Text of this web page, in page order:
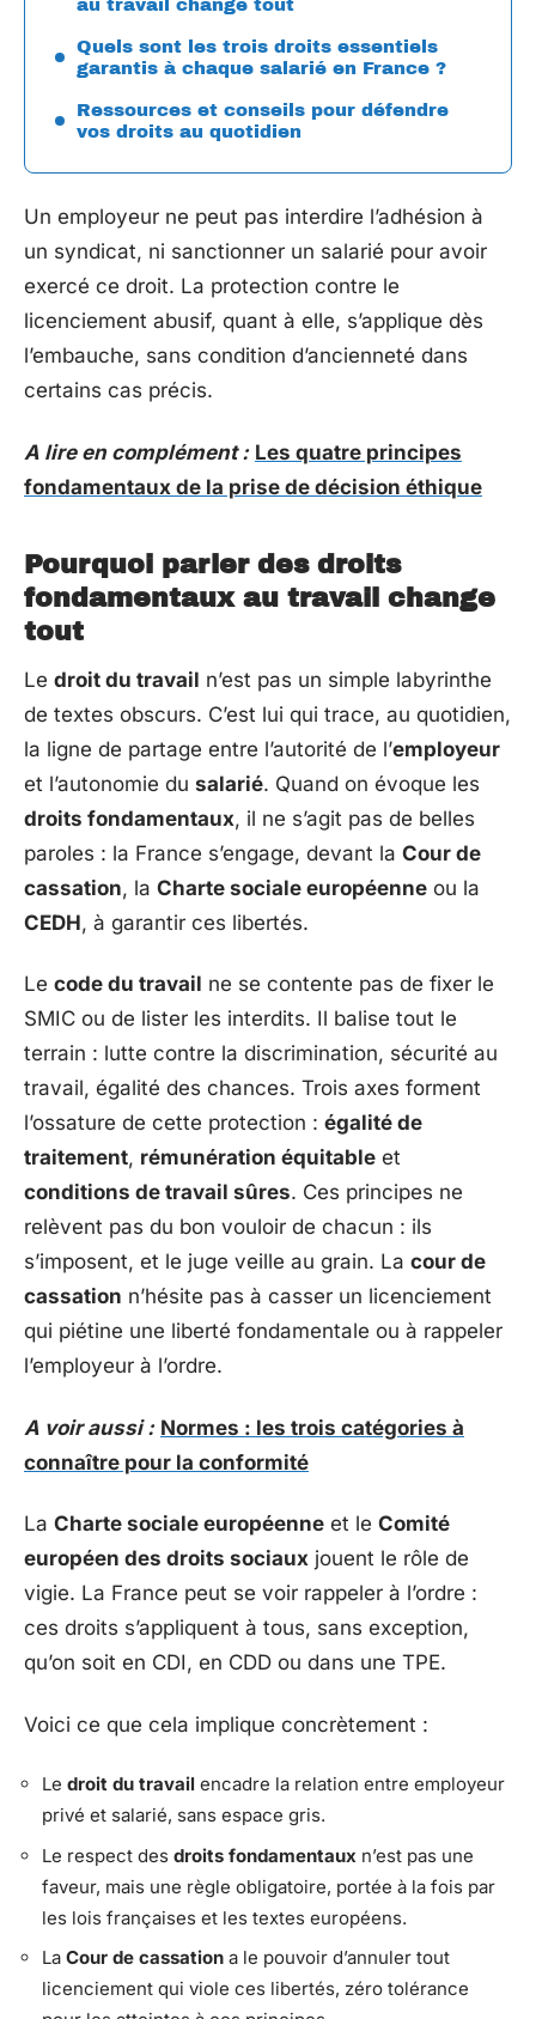
au travail change tout
Quels sont les trois droits essentiels
garantis à chaque salarié en France ?
Ressources et conseils pour défendre
vos droits au quotidien
Un employeur ne peut pas interdire l’adhésion à
un syndicat, ni sanctionner un salarié pour avoir
exercé ce droit. La protection contre le
licenciement abusif, quant à elle, s’applique dès
l’embauche, sans condition d’ancienneté dans
certains cas précis.
A lire en complément : Les quatre principes
fondamentaux de la prise de décision éthique
Pourquoi parler des droits
fondamentaux au travail change
tout
Le droit du travail n’est pas un simple labyrinthe
de textes obscurs. C’est lui qui trace, au quotidien,
la ligne de partage entre l’autorité de l’employeur
et l’autonomie du salarié. Quand on évoque les
droits fondamentaux, il ne s’agit pas de belles
paroles : la France s’engage, devant la Cour de
cassation, la Charte sociale européenne ou la
CEDH, à garantir ces libertés.
Le code du travail ne se contente pas de fixer le
SMIC ou de lister les interdits. Il balise tout le
terrain : lutte contre la discrimination, sécurité au
travail, égalité des chances. Trois axes forment
l’ossature de cette protection : égalité de
traitement, rémunération équitable et
conditions de travail sûres. Ces principes ne
relèvent pas du bon vouloir de chacun : ils
s’imposent, et le juge veille au grain. La cour de
cassation n’hésite pas à casser un licenciement
qui piétine une liberté fondamentale ou à rappeler
l’employeur à l’ordre.
A voir aussi : Normes : les trois catégories à
connaître pour la conformité
La Charte sociale européenne et le Comité
européen des droits sociaux jouent le rôle de
vigie. La France peut se voir rappeler à l’ordre :
ces droits s’appliquent à tous, sans exception,
qu’on soit en CDI, en CDD ou dans une TPE.
Voici ce que cela implique concrètement :
Le droit du travail encadre la relation entre employeur
privé et salarié, sans espace gris.
Le respect des droits fondamentaux n’est pas une
faveur, mais une règle obligatoire, portée à la fois par
les lois françaises et les textes européens.
La Cour de cassation a le pouvoir d’annuler tout
licenciement qui viole ces libertés, zéro tolérance